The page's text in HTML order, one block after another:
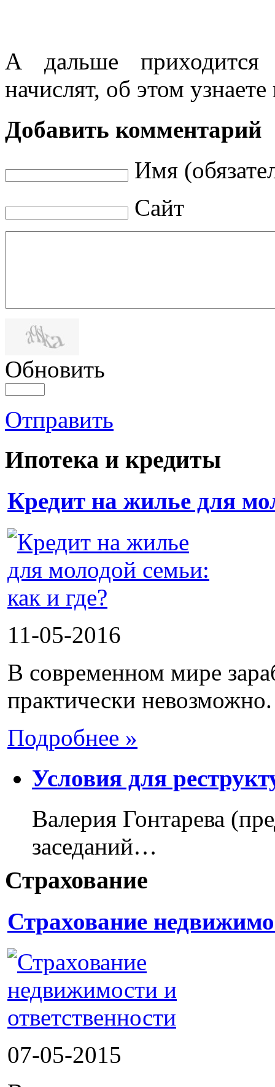
А дальше
начислят, об этом
Добавить комментарий
Имя
Сайт
Обновить
Отправить
Ипотека и кредиты
Кредит на жилье для
11-05-2016
В современном мире
практически
Подробнее »
Условия для
Валерия Гонтарева
заседаний…
Страхование
Страхование
07-05-2015